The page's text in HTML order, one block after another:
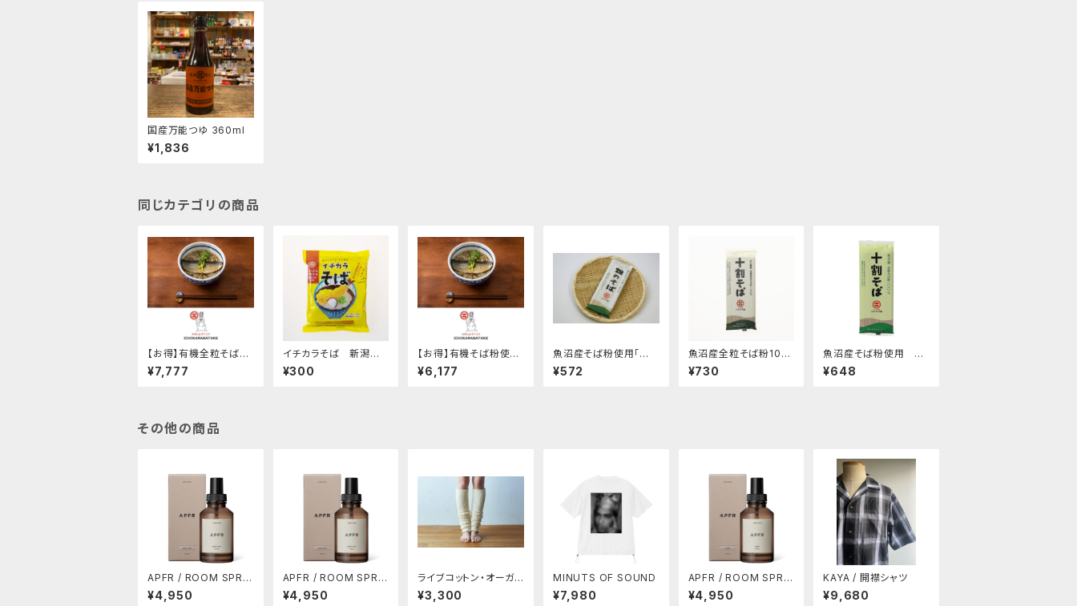
国産万能つゆ 360ml
¥1,836
同じカテゴリの商品
【お得】有機全粒そば粉
100%使用「十割そば乾
麺1ケース180ｇ×12ヶ
¥7,777
イチカラそば 新潟県
産有機そば全粒粉使
用！！ゆで時間2分半！！
¥300
【お得】有機そば粉使用
「畑のそば乾麺」(180g)
1ケース12ヶ入り オン
¥6,177
魚沼産そば粉使用「畑
のそば乾麺」(180g)
¥572
魚沼産全粒そば粉10
0%使用「十割そば乾
麺」(180g)グルテンフリ
¥730
魚沼産そば粉使用 十
割蕎麦乾麺
¥648
その他の商品
APFR / ROOM SPRA
Y / Green Light (1
0%OFF)
¥4,950
APFR / ROOM SPRA
Y / Timeless (10%O
FF)
¥4,950
ライブコットン・オーガニ
ックコットン二重織レッ
グウォーマー（55cm）
¥3,300
MINUTS OF SOUND
¥7,980
APFR / ROOM SPRA
Y / Burbs (10%OFF)
¥4,950
KAYA / 開襟シャツ
¥9,680